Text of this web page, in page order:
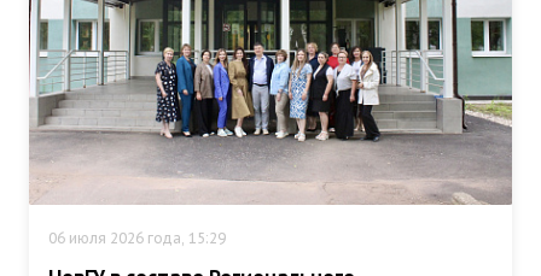
06 июля 2026 года, 15:29